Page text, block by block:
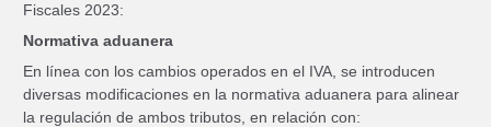
Fiscales 2023:
Normativa aduanera
En línea con los cambios operados en el IVA, se introducen
diversas modificaciones en la normativa aduanera para alinear
la regulación de ambos tributos, en relación con: